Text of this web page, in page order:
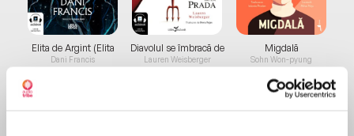
Elita de Argint (Elita
de...
Dani Francis
Diavolul se îmbracă de
la...
Lauren Weisberger
Migdală
Sohn Won-pyung